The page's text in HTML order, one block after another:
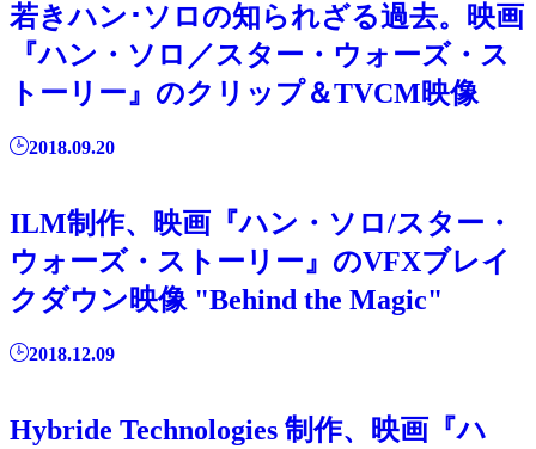
若きハン･ソロの知られざる過去。映画
『ハン・ソロ／スター・ウォーズ・ス
トーリー』のクリップ＆TVCM映像
2018.09.20
ILM制作、映画『ハン・ソロ/スター・
ウォーズ・ストーリー』のVFXブレイ
クダウン映像 "Behind the Magic"
2018.12.09
Hybride Technologies 制作、映画『ハ